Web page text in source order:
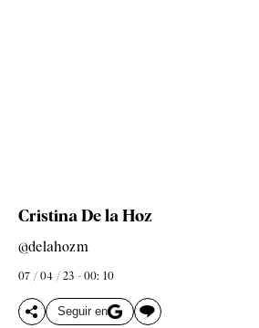
Cristina De la Hoz
@delahozm
07 / 04 / 23 - 00: 10
Seguir en